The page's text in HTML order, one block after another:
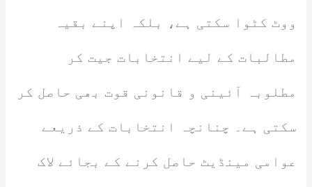
ووٹ کٹوا سکتی ہے، بلکہ اپنے بقیہ
مطالبات کے لیے انتخابات جیت کر
مطلوبہ آئینی و قانونی قوت بھی حاصل کر
سکتی ہے۔ چنانچہ انتخابات کے ذریعے
عوامی مینڈیٹ حاصل کرنے کے بجائے لاک